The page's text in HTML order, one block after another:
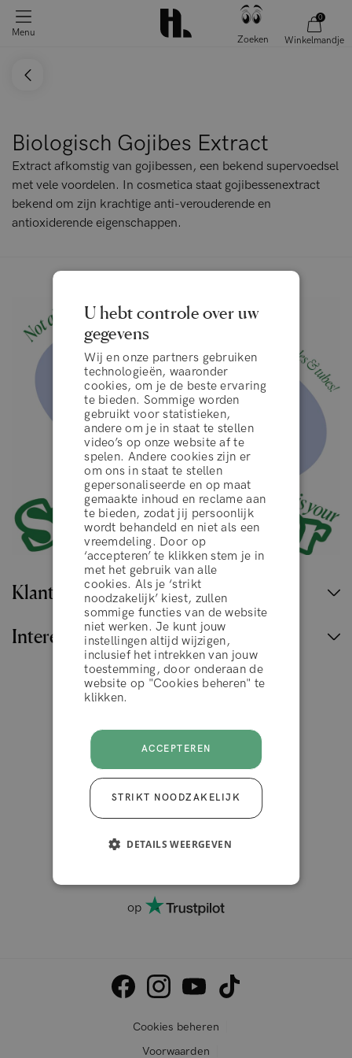
Menu
Zoeken
0
Winkelmandje
Biologisch Gojibes Extract
Extract afkomstig van gojibessen, een bekend supervoedsel
met vele voordelen. In cosmetica staat gojibessenextract
bekend om zijn krachtige anti-verouderende en
antioxiderende eigenschappen.
algemene voorwaarden
WEIGEREN
ACCEPTEER
Klantenservice
Interessante links
op
Cookies beheren
Voorwaarden
U hebt controle over uw
gegevens
Wij en onze partners gebruiken
technologieën, waaronder
cookies, om je de beste ervaring
te bieden. Sommige worden
gebruikt voor statistieken,
andere om je in staat te stellen
video’s op onze website af te
spelen. Andere cookies zijn er
om ons in staat te stellen
gepersonaliseerde en op maat
gemaakte inhoud en reclame aan
te bieden, zodat jij persoonlijk
wordt behandeld en niet als een
vreemdeling. Door op
‘accepteren’ te klikken stem je in
met het gebruik van alle
cookies. Als je ‘strikt
noodzakelijk’ kiest, zullen
sommige functies van de website
niet werken. Je kunt jouw
instellingen altijd wijzigen,
inclusief het intrekken van jouw
toestemming, door onderaan de
website op "Cookies beheren" te
klikken.
ACCEPTEREN
STRIKT NOODZAKELIJK
DETAILS WEERGEVEN